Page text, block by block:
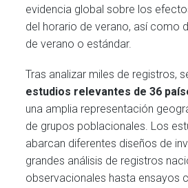
evidencia global sobre los
del horario de verano, así como
de verano o estándar.
Tras analizar miles de registros,
estudios relevantes de 36
una amplia representación
de grupos poblacionales. Los
abarcan diferentes diseños de
grandes análisis de registros
observacionales hasta ensayos